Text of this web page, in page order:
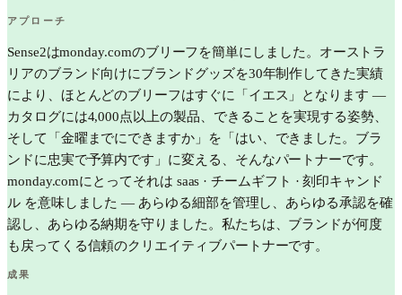
アプローチ
Sense2はmonday.comのブリーフを簡単にしました。オーストラ
リアのブランド向けにブランドグッズを30年制作してきた実績
により、ほとんどのブリーフはすぐに「イエス」となります —
カタログには4,000点以上の製品、できることを実現する姿勢、
そして「金曜までにできますか」を「はい、できました。ブラ
ンドに忠実で予算内です」に変える、そんなパートナーです。
monday.comにとってそれは saas · チームギフト · 刻印キャンド
ル を意味しました — あらゆる細部を管理し、あらゆる承認を確
認し、あらゆる納期を守りました。私たちは、ブランドが何度
も戻ってくる信頼のクリエイティブパートナーです。
成果